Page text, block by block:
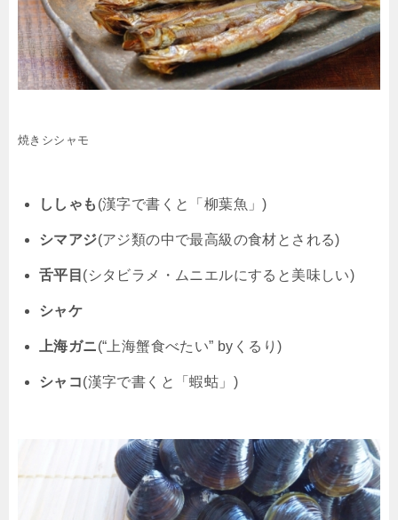
焼きシシャモ
ししゃも (漢字で書くと「柳葉魚」)
シマアジ(アジ類の中で最高級の食材とされる)
舌平目 (シタビラメ・ムニエルにすると美味しい)
シャケ
上海ガニ(“上海蟹食べたい” byくるり)
シャコ(漢字で書くと「蝦蛄」)